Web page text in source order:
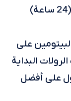
السائل، ثم تركه لمدة يوم كامل (24 ساعة)
على
البداية
سم للحصول على أفضل